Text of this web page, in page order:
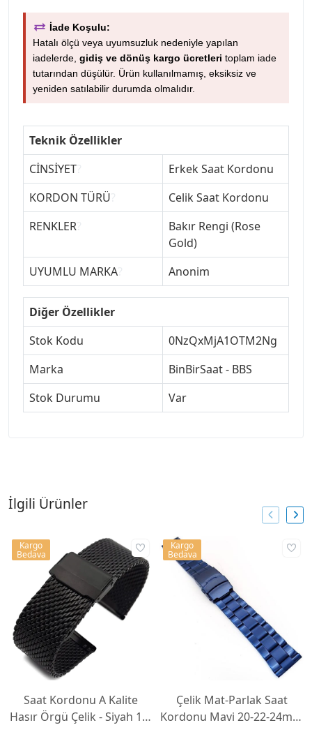
İade Koşulu:
Hatalı ölçü veya uyumsuzluk nedeniyle yapılan
iadelerde, gidiş ve dönüş kargo ücretleri toplam iade
tutarından düşülür. Ürün kullanılmamış, eksiksiz ve
yeniden satılabilir durumda olmalıdır.
Teknik Özellikler
CİNSİYET
Erkek Saat Kordonu
KORDON TÜRÜ
Celik Saat Kordonu
RENKLER
Bakır Rengi (Rose
Gold)
UYUMLU MARKA
Anonim
Diğer Özellikler
Stok Kodu
0NzQxMjA1OTM2Ng
Marka
BinBirSaat - BBS
Stok Durumu
Var
İlgili Ürünler
Saat Kordonu A Kalite
Hasır Örgü Çelik - Siyah 14-
Kargo
Bedava
Çelik Mat-Parlak Saat
Kordonu Mavi 20-22-24mm
Kargo
Bedava